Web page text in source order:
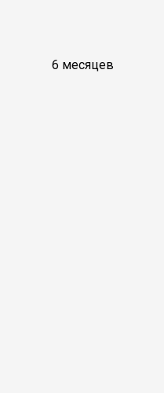
6 месяцев